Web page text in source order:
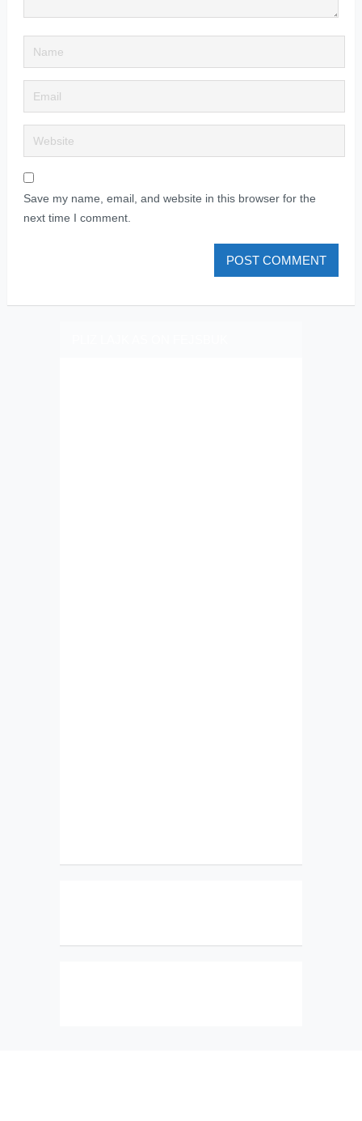
Save my name, email, and website in this browser for the
next time I comment.